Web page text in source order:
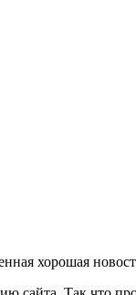
хорошая